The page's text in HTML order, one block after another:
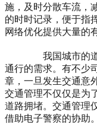
施，及时分散车流，
的时时记录，便于指
网络优化提供大量的
我国城市的道
通行的需求。有不少
章，一旦发生交通意
交通管理不仅仅是为
道路拥堵。交通管理
借助电子警察的协助